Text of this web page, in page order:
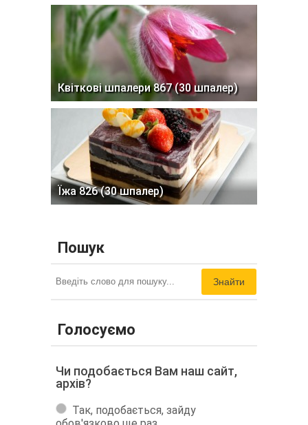
Квіткові шпалери 867 (30 шпалер)
Їжа 826 (30 шпалер)
Пошук
Знайти
Голосуємо
Чи подобається Вам наш сайт,
архів?
Так, подобається, зайду